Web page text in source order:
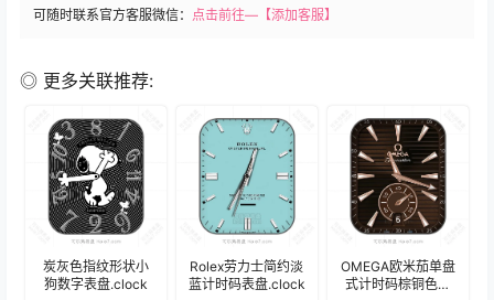
可随时联系官方客服微信： 点击前往—【添加客服】
◎ 更多关联推荐:
炭灰色指纹形状小
狗数字表盘.clock
Rolex劳力士简约淡
蓝计时码表盘.clock
OMEGA欧米茄单盘
式计时码棕铜色条